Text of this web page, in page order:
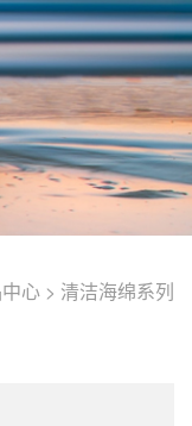
心 > 清洁海绵系列